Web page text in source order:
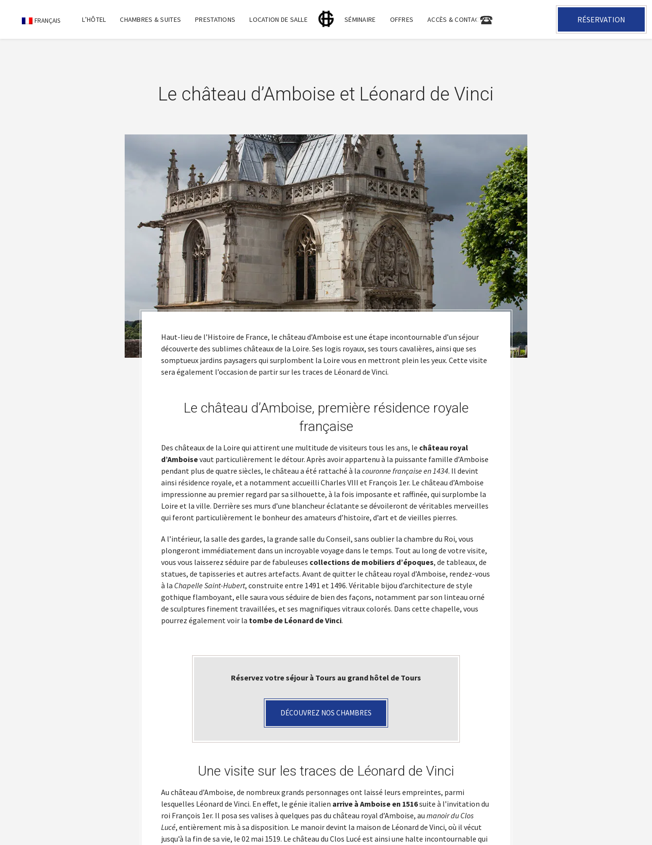
L’HÔTEL CHAMBRES & SUITES PRESTATIONS LOCATION DE SALLE SÉMINAIRE OFFRES ACCÈS & CONTACT
FRANÇAIS RÉSERVATION
Le château d’Amboise et Léonard de Vinci
Haut-lieu de l’Histoire de France, le château d’Amboise est une étape incontournable d’un séjour
découverte des sublimes châteaux de la Loire. Ses logis royaux, ses tours cavalières, ainsi que ses
somptueux jardins paysagers qui surplombent la Loire vous en mettront plein les yeux. Cette visite
sera également l’occasion de partir sur les traces de Léonard de Vinci.
Le château d’Amboise, première résidence royale
française
Des châteaux de la Loire qui attirent une multitude de visiteurs tous les ans, le château royal
d’Amboisevaut particulièrement le détour. Après avoir appartenu à la puissante famille d’Amboise
pendant plus de quatre siècles, le château a été rattaché à la couronne française en 1434. Il devint
ainsi résidence royale, et a notamment accueilli Charles VIII et François 1er. Le château d’Amboise
impressionne au premier regard par sa silhouette, à la fois imposante et raffinée, qui surplombe la
Loire et la ville. Derrière ses murs d’une blancheur éclatante se dévoileront de véritables merveilles
qui feront particulièrement le bonheur des amateurs d’histoire, d’art et de vieilles pierres.
A l’intérieur, la salle des gardes, la grande salle du Conseil, sans oublier la chambre du Roi, vous
plongeront immédiatement dans un incroyable voyage dans le temps. Tout au long de votre visite,
vous vous laisserez séduire par de fabuleuses collections de mobiliers d’époques, de tableaux, de
statues, de tapisseries et autres artefacts. Avant de quitter le château royal d’Amboise, rendez-vous
à la Chapelle Saint-Hubert, construite entre 1491 et 1496. Véritable bijou d’architecture de style
gothique flamboyant, elle saura vous séduire de bien des façons, notamment par son linteau orné
de sculptures finement travaillées, et ses magnifiques vitraux colorés. Dans cette chapelle, vous
pourrez également voir la tombe de Léonard de Vinci.
Réservez votre séjour à Tours au grand hôtel de Tours
DÉCOUVREZ NOS CHAMBRES
Une visite sur les traces de Léonard de Vinci
Au château d’Amboise, de nombreux grands personnages ont laissé leurs empreintes, parmi
lesquelles Léonard de Vinci. En effet, le génie italien arrive à Amboise en 1516suite à l’invitation du
roi François 1er. Il posa ses valises à quelques pas du château royal d’Amboise, au manoir du Clos
Lucé, entièrement mis à sa disposition. Le manoir devint la maison de Léonard de Vinci, où il vécut
jusqu’à la fin de sa vie, le 02 mai 1519. Le château du Clos Lucé est ainsi une halte incontournable qui